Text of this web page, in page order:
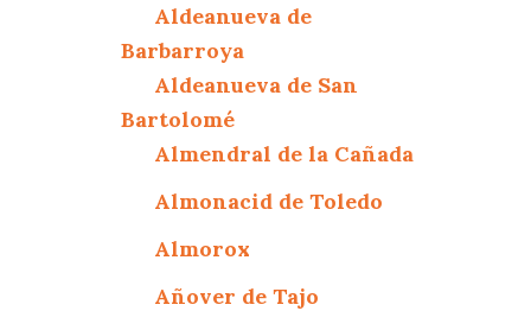
Aldeanueva de
Barbarroya
Aldeanueva de San
Bartolomé
Almendral de la Cañada
Almonacid de Toledo
Almorox
Añover de Tajo